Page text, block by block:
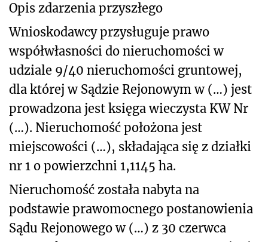
Opis zdarzenia przyszłego
Wnioskodawcy przysługuje prawo
współwłasności do nieruchomości w
udziale 9/40 nieruchomości gruntowej,
dla której w Sądzie Rejonowym w (…) jest
prowadzona jest księga wieczysta KW Nr
(…). Nieruchomość położona jest
miejscowości (…), składająca się z działki
nr 1 o powierzchni 1,1145 ha.
Nieruchomość została nabyta na
podstawie prawomocnego postanowienia
Sądu Rejonowego w (…) z 30 czerwca